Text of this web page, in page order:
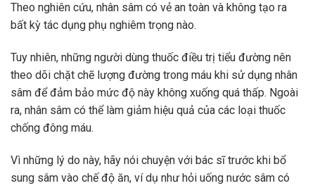
Theo nghiên cứu, nhân sâm có vẻ an toàn và không tạo ra
bất kỳ tác dụng phụ nghiêm trọng nào.
Tuy nhiên, những người dùng thuốc điều trị tiểu đường nên
theo dõi chặt chẽ lượng đường trong máu khi sử dụng nhân
sâm để đảm bảo mức độ này không xuống quá thấp. Ngoài
ra, nhân sâm có thể làm giảm hiệu quả của các loại thuốc
chống đông máu.
Vì những lý do này, hãy nói chuyện với bác sĩ trước khi bổ
sung sâm vào chế độ ăn, ví dụ như hỏi uống nước sâm có